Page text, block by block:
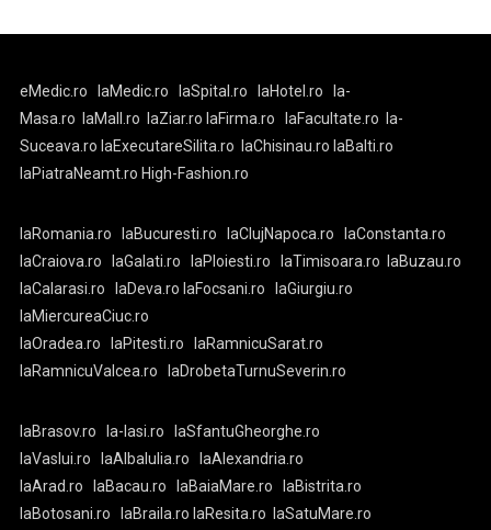
eMedic.ro laMedic.ro laSpital.ro laHotel.ro
la-
Masa.ro
laMall.ro laZiar.ro laFirma.ro laFacultate.ro
la-
Suceava.ro laExecutareSilita.ro laChisinau.ro laBalti.ro
laPiatraNeamt.ro High-Fashion.ro
laRomania.ro laBucuresti.ro laClujNapoca.ro
laConstanta.ro
laCraiova.ro
laGalati.ro laPloiesti.ro laTimisoara.ro
laBuzau.ro
laCalarasi.ro
laDeva.ro laFocsani.ro
laGiurgiu.ro
laMiercureaCiuc.ro
laOradea.ro
laPitesti.ro
laRamnicuSarat.ro
laRamnicuValcea.ro
laDrobetaTurnuSeverin.ro
laBrasov.ro la-Iasi.ro
laSfantuGheorghe.ro
laVaslui.ro
laAlbaIulia.ro
laAlexandria.ro
laArad.ro
laBacau.ro laBaiaMare.ro
laBistrita.ro
laBotosani.ro
laBraila.ro laResita.ro laSatuMare.ro